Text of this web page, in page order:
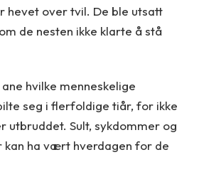
hevet over tvil. De ble utsatt
de nesten ikke klarte å stå
hvilke menneskelige
seg i flerfoldige tiår, for ikke
utbruddet. Sult, sykdommer og
kan ha vært hverdagen for de